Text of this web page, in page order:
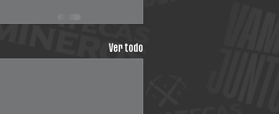
Ver todo